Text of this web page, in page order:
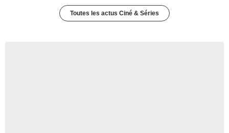
Toutes les actus Ciné & Séries